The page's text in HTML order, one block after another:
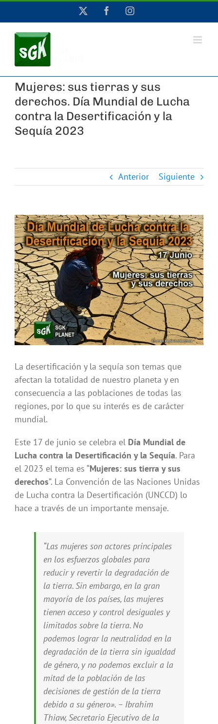
contenido
FacebookInstagram
Mujeres: sus tierras y sus
derechos. Día Mundial de Lucha
contra la Desertificación y la
Sequía 2023
Anterior Siguiente
Ver
imagen
más
grande
La desertificación y la sequía son temas que
afectan la totalidad de nuestro planeta y en
consecuencia a las poblaciones de todas las
regiones, por lo que su interés es de carácter
mundial.
Este 17 de junio se celebra el Día Mundial de
Lucha contra la Desertificación y la Sequía. Para
el 2023 el tema es “Mujeres: sus tierra y sus
derechos”. La Convención de las Naciones Unidas
de Lucha contra la Desertificación (UNCCD) lo
hace a través de un importante mensaje.
“Las mujeres son actores principales
en los esfuerzos globales para
reducir y revertir la degradación de
la tierra. Sin embargo, en la gran
mayoría de los países, las mujeres
tienen acceso y control desiguales y
limitados sobre la tierra. No
podemos lograr la neutralidad en la
degradación de la tierra sin igualdad
de género, y no podemos excluir a la
mitad de la población de las
decisiones de gestión de la tierra
debido a su género». – Ibrahim
Thiaw, Secretario Ejecutivo de la